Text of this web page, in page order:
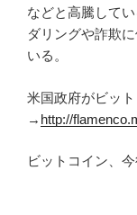
などと高騰して
ダリングや詐欺
いる。
米国政府がビッ
→ http://
ビットコイン、